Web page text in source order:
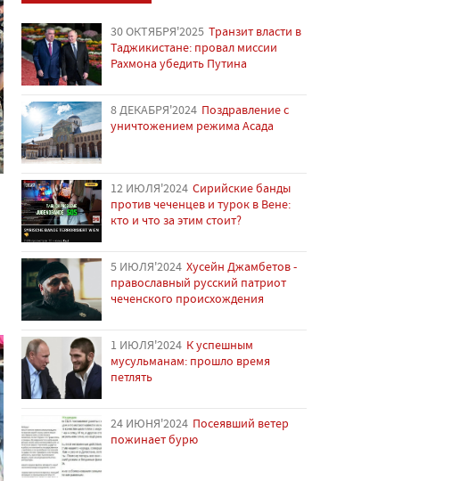
30 ОКТЯБРЯ'2025 Транзит власти в
Таджикистане: провал миссии
Рахмона убедить Путина
8 ДЕКАБРЯ'2024 Поздравление с
уничтожением режима Асада
12 ИЮЛЯ'2024 Сирийские банды
против чеченцев и турок в Вене:
кто и что за этим стоит?
5 ИЮЛЯ'2024 Хусейн Джамбетов -
православный русский патриот
чеченского происхождения
1 ИЮЛЯ'2024 К успешным
мусульманам: прошло время
петлять
24 ИЮНЯ'2024 Посеявший ветер
пожинает бурю